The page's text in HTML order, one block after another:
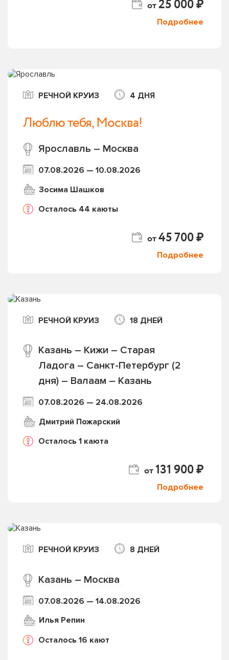
от25 000 ₽
Подробнее
РЕЧНОЙ КРУИЗ 4 ДНЯ
Люблю тебя, Москва!
Ярославль – Москва
07.08.2026 — 10.08.2026
Зосима Шашков
Осталось 44 каюты
от45 700 ₽
Подробнее
РЕЧНОЙ КРУИЗ 18 ДНЕЙ
Казань – Кижи – Старая
Ладога – Санкт-Петербург (2
дня) – Валаам – Казань
07.08.2026 — 24.08.2026
Дмитрий Пожарский
Осталось 1 каюта
от131 900 ₽
Подробнее
РЕЧНОЙ КРУИЗ 8 ДНЕЙ
Казань – Москва
07.08.2026 — 14.08.2026
Илья Репин
Осталось 16 кают